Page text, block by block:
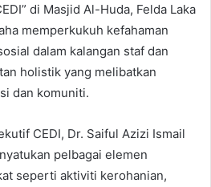
di Masjid Al-Huda, Felda Laka
memperkukuh kefahaman
dalam kalangan staf dan
holistik yang melibatkan
dan komuniti.
CEDI, Dr. Saiful Azizi Ismail
pelbagai elemen
seperti aktiviti kerohanian,